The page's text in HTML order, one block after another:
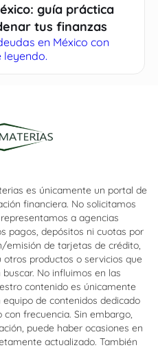
guía práctica
tus finanzas
en México con
leyendo.
es únicamente un portal de
financiera. No solicitamos
a agencias
pagos, depósitos ni cuotas por
emisión de tarjetas de crédito,
productos o servicios que
No influimos en las
contenido es únicamente
de contenidos dedicado
frecuencia. Sin embargo,
puede haber ocasiones en
actualizado. También